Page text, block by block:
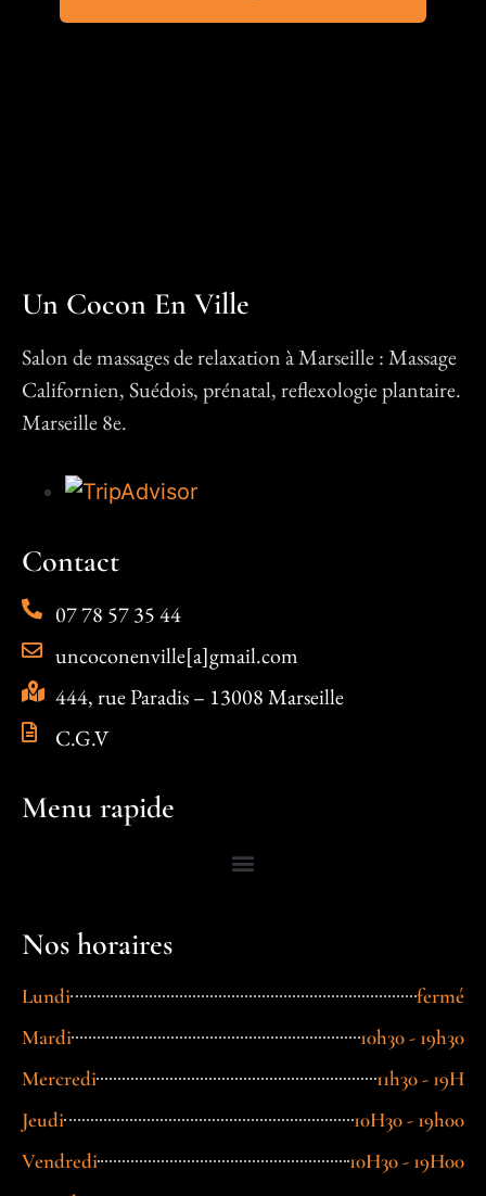
Un Cocon En Ville
Salon de massages de relaxation à Marseille : Massage
Californien, Suédois, prénatal, reflexologie plantaire.
Marseille 8e.
Contact
07 78 57 35 44
uncoconenville[a]gmail.com
444, rue Paradis – 13008 Marseille
C.G.V
Menu rapide
Nos horaires
Lundi
fermé
Mardi
10h30 - 19h30
Mercredi
11h30 - 19H
Jeudi
10H30 - 19h00
Vendredi
10H30 - 19H00